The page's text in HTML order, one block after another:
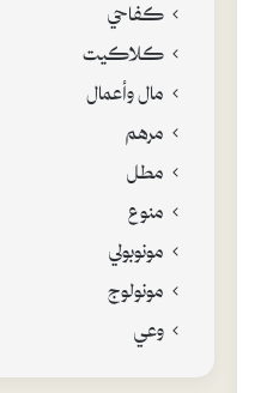
كفاحي
كلاكيت
مال وأعمال
مرهم
مطل
منوع
مونوبولي
مونولوج
وعي